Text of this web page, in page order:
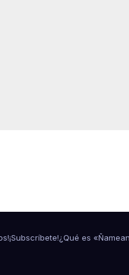
¡Subscríbete!¿Qué es